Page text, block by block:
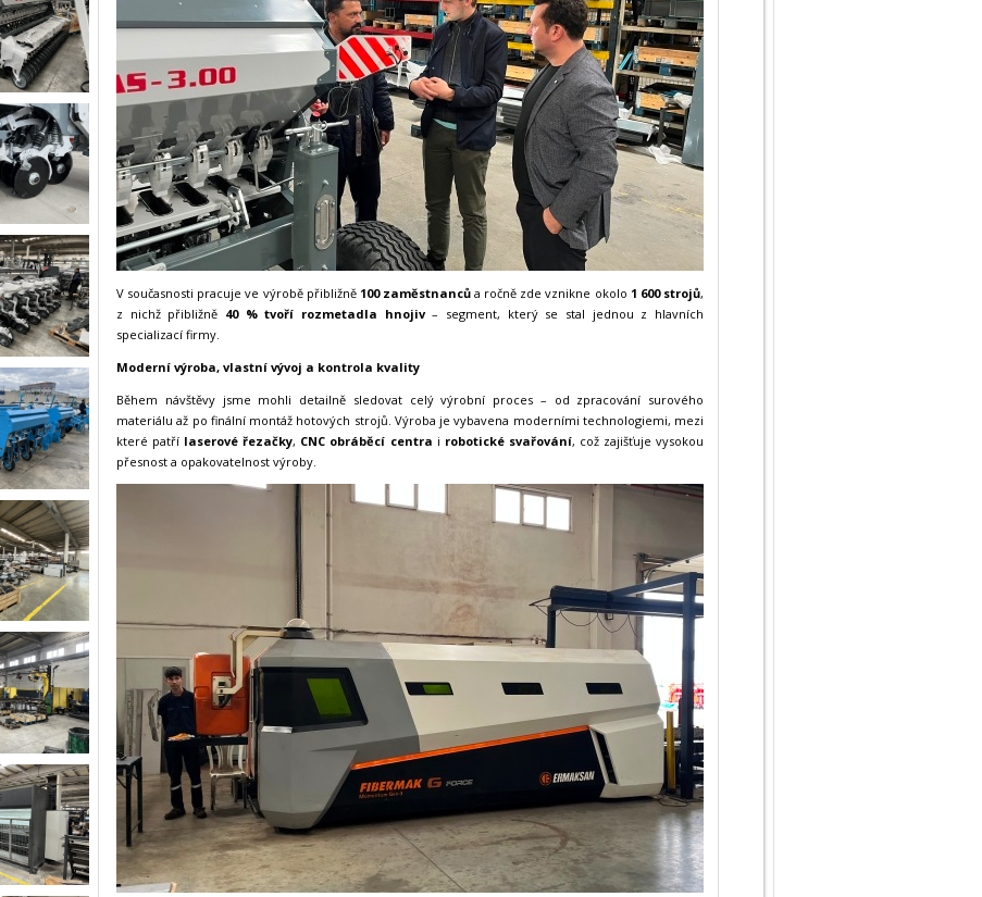
V současnosti pracuje ve výrobě přibližně 100 zaměstnancůa ročně zde vznikne okolo 1 600 strojů,
z nichž přibližně 40 % tvoří rozmetadla hnojiv– segment, který se stal jednou z hlavních
specializací firmy.
Moderní výroba, vlastní vývoj a kontrola kvality
Během návštěvy jsme mohli detailně sledovat celý výrobní proces – od zpracování surového
materiálu až po finální montáž hotových strojů. Výroba je vybavena moderními technologiemi, mezi
které patří laserové řezačky, CNC obráběcí centra i robotické svařování, což zajišťuje vysokou
přesnost a opakovatelnost výroby.